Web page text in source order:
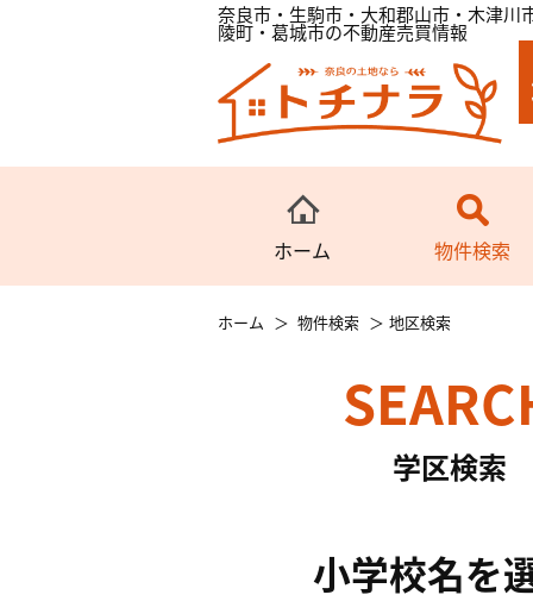
奈良市・生駒市・大和郡山市・木津川
陵町・葛城市の不動産売買情報
ホーム 物件検索
ホーム 物件検索 地区検索
学区検索
小学校名を